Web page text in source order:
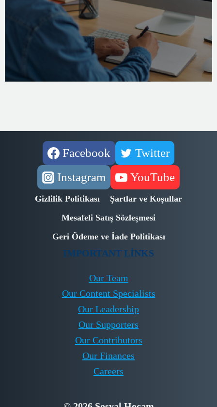
Facebook
Twitter
Instagram
YouTube
Gizlilik Politikası
Şartlar ve Koşullar
Mesafeli Satış Sözleşmesi
Geri Ödeme ve İade Politikası
IMPORTANT LINKS
Our Team
Our Content Specialists
Our Leadership
Our Supporters
Our Contributors
Our Finances
Careers